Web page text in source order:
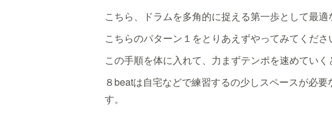
こちら、ドラムを多角的に捉える第一歩として最適
こちらのパターン１をとりあえずやってみてくださ
この手順を体に入れて、力まずテンポを速めてい
８beatは自宅などで練習するの少しスペースが必
す。